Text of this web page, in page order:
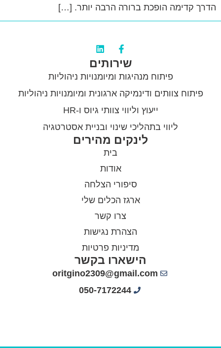
הדרך קדימה הופכת ברורה הרבה יותר. […]
שירותים
פיתוח מנהיגות ומיומנויות ניהוליות
פיתוח צוותים ודינמיקה ארגונית ומיומנויות ניהוליות
ייעוץ וליווי צוותי גיוס ו-HR
ליווי בתהליכי שינוי ובניית אסטרטגיה
לינקים מהירים
בית
אודות
סיפורי הצלחה
ארגז הכלים שלי
צרו קשר
הצהרת נגישות
מדיניות פרטיות
הישארו בקשר
oritgino2309@gmail.com
050-7172244